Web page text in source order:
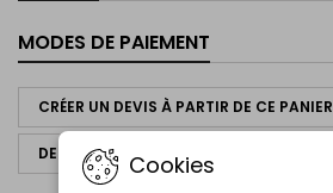
MODES DE PAIEMENT
CRÉER UN DEVIS À PARTIR DE CE PANIER
DEMANDER UN DEVIS
Cookies